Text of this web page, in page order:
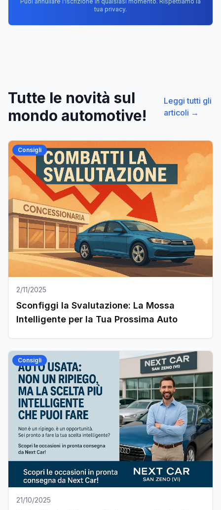
tua privacy.
Tutte le novità sul
mondo automotive!
Leggi tutti gli
articoli →
Consigli
2/11/2025
Sconfiggi la Svalutazione: La Mossa
Intelligente per la Tua Prossima Auto
Consigli
21/10/2025